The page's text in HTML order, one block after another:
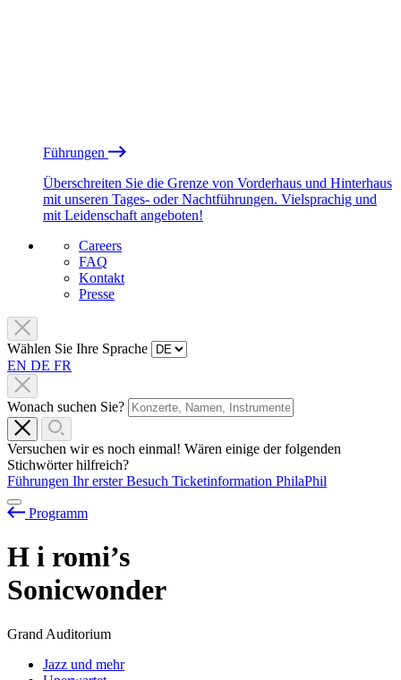
Führungen
Überschreiten Sie die Grenze von Vorderhaus und Hinterhaus
mit unseren Tages- oder Nachtführungen. Vielsprachig und
mit Leidenschaft angeboten!
Careers
FAQ
Kontakt
Presse
Wählen Sie Ihre Sprache
EN DE FR
Wonach suchen Sie?
Versuchen wir es noch einmal! Wären einige der folgenden
Stichwörter hilfreich?
Führungen Ihr erster Besuch Ticketinformation PhilaPhil
Programm
H i romi’s
Sonicwonder
Grand Auditorium
Jazz und mehr